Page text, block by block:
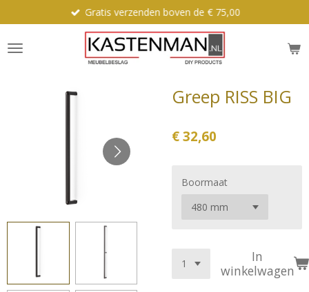
direct
naar
de
Gratis verzenden boven de € 75,00
Greep RISS BIG
€ 32,60
Boormaat
In
winkelwagen